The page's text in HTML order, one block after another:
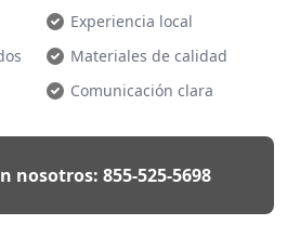
Experiencia local
Materiales de calidad
Comunicación clara
nosotros: 855-525-5698